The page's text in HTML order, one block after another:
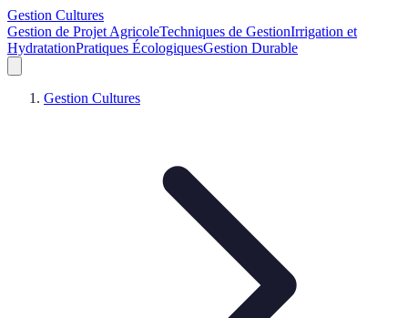
Gestion Cultures
Gestion de Projet AgricoleTechniques de GestionIrrigation et
HydratationPratiques ÉcologiquesGestion Durable
Gestion Cultures